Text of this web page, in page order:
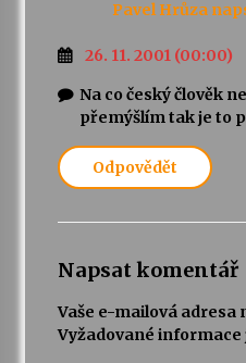
Pavel Hrůza
26. 11. 2001 (00:00)
Na co český člověk
přemýšlím tak je to
Odpovědět
Napsat komentář
Vaše e-mailová adresa
Vyžadované informace